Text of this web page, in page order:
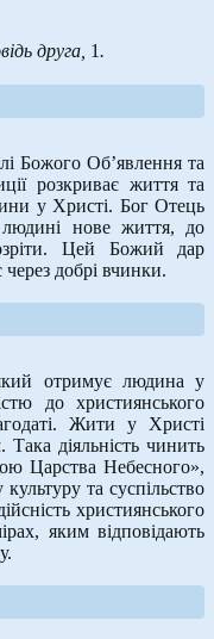
друга, 1.
Божого Об’явлення та
розкриває життя та
у Христі. Бог Отець
нове життя, до
Цей Божий дар
через добрі вчинки.
отримує людина у
до християнського
Жити у Христі
діяльність чинить
Царства Небесного»,
та суспільство
християнського
яким відповідають